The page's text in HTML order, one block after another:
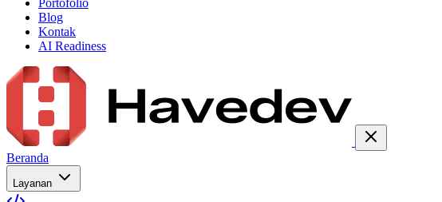
Portofolio
Blog
Kontak
AI Readiness
Beranda
Layanan